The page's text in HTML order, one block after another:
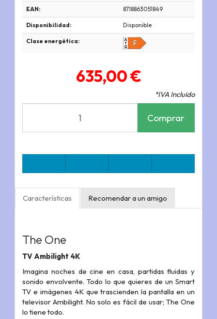
EAN: 8718863051849
Disponibilidad: Disponible
Clase energética:
635,00 €
*IVA Incluido
Comprar
Características Recomendar a un amigo
The One
TV Ambilight 4K
Imagina noches de cine en casa, partidas fluidas y
sonido envolvente. Todo lo que quieres de un Smart
TV e imágenes 4K que trascienden la pantalla en un
televisor Ambilight. No solo es fácil de usar; The One
lo tiene todo.